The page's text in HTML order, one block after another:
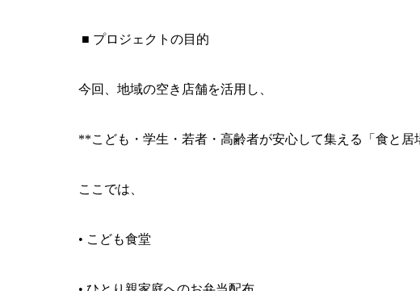
■ プロジェクトの目的
今回、地域の空き店舗を活用し、
**こども・学生・若者・高齢者が安心して集える「食と居
ここでは、
• こども食堂